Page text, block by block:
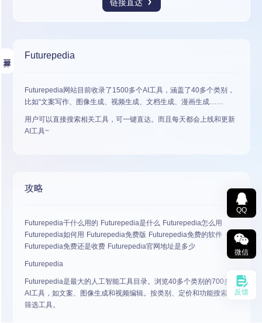
链接直达
Futurepedia
Futurepedia网站目前收录了1500多个AI工具，涵盖了40多个类别，
比如“文案写作、图像生成、视频生成、文档生成、漫画生成……
用户可以直接搜索相关工具，可一键直达。而且每天都会上线和更新
AI工具~
攻略
Futurepedia干什么用的 Futurepedia是什么 Futurepedia怎么用
Futurepedia如何用 Futurepedia免费版 Futurepedia免费的软件
Futurepedia免费还是收费 Futurepedia官网地址是多少
Futurepedia
Futurepedia是最大的人工智能工具目录。浏览40多个类别的700多个
AI工具，如文案、图像生成和视频编辑。按类别、定价和功能搜索和
筛选工具。
QQ
微信
反馈